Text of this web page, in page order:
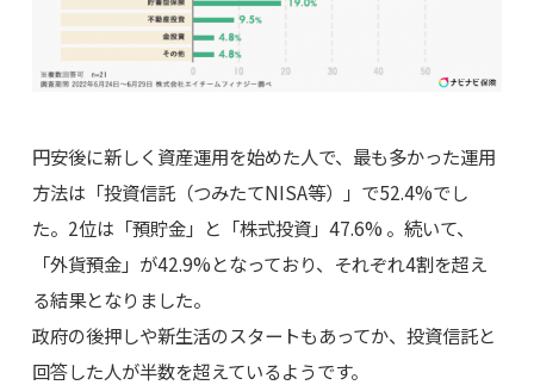
円安後に新しく資産運用を始めた人で、最も多かった運用
方法は「投資信託（つみたてNISA等）」で52.4%でし
た。2位は「預貯金」と「株式投資」47.6% 。続いて、
「外貨預金」が42.9%となっており、それぞれ4割を超え
る結果となりました。
政府の後押しや新生活のスタートもあってか、投資信託と
回答した人が半数を超えているようです。